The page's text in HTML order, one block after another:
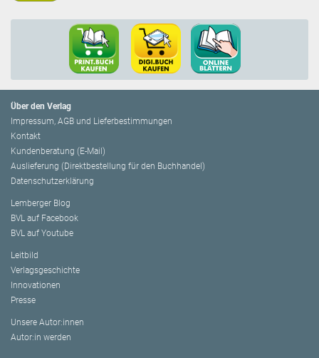
Über den Verlag
Impressum, AGB und Lieferbestimmungen
Kontakt
Kundenberatung (E-Mail)
Auslieferung (Direktbestellung für den Buchhandel)
Datenschutzerklärung
Lemberger Blog
BVL auf Facebook
BVL auf Youtube
Leitbild
Verlagsgeschichte
Innovationen
Presse
Unsere Autor:innen
Autor:in werden